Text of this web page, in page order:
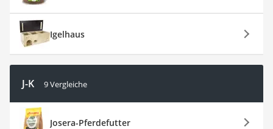
Igelhaus
J-K 9 Vergleiche
Josera-Pferdefutter